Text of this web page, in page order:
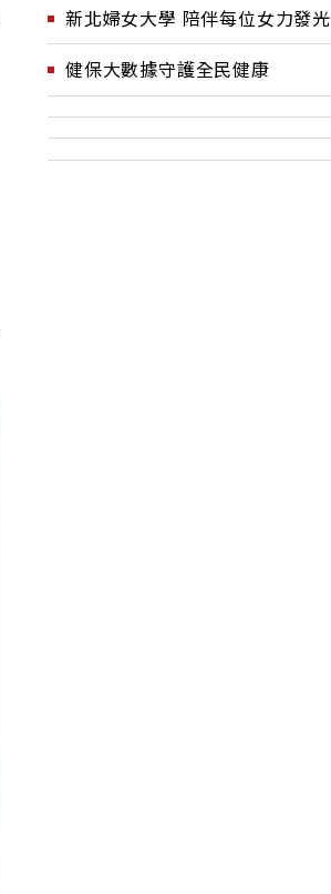
新北婦女大學 陪伴每位女力發光
健保大數據守護全民健康